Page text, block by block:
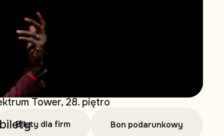
Tower, 28. piętro
Bilety dla firm Bon podarunkowy